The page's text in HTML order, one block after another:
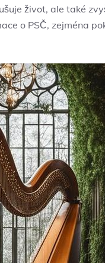
život, ale také
o PSČ, zejména